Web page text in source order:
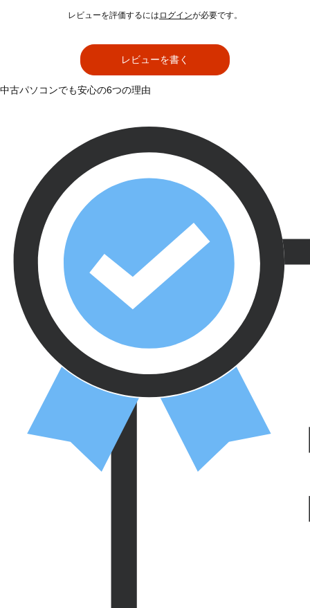
レビューを評価するには ログインが必要です。
レビューを書く
中古パソコンでも安心の6つの理由